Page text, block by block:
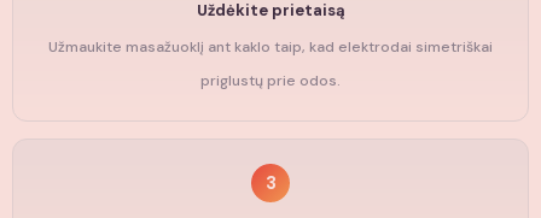
Uždėkite prietaisą
Užmaukite masažuoklį ant kaklo taip, kad elektrodai simetriškai
priglustų prie odos.
3